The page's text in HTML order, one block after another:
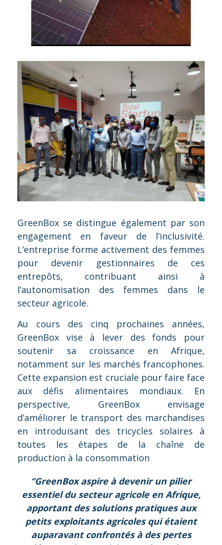
GreenBox se distingue également par son
engagement en faveur de l’inclusivité.
L’entreprise forme activement des femmes
pour devenir gestionnaires de ces
entrepôts, contribuant ainsi à
l’autonomisation des femmes dans le
secteur agricole.
Au cours des cinq prochaines années,
GreenBox vise à lever des fonds pour
soutenir sa croissance en Afrique,
notamment sur les marchés francophones.
Cette expansion est cruciale pour faire face
aux défis alimentaires mondiaux. En
perspective, GreenBox envisage
d’améliorer le transport des marchandises
en introduisant des tricycles solaires à
toutes les étapes de la chaîne de
production à la consommation
“GreenBox aspire à devenir un pilier
essentiel du secteur agricole en Afrique,
apportant des solutions pratiques aux
petits exploitants agricoles qui étaient
auparavant confrontés à des pertes